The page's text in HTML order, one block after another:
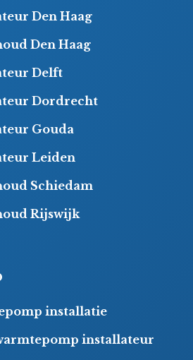
Den Haag
Den Haag
Delft
Dordrecht
Gouda
Leiden
Schiedam
Rijswijk
installatie
installateur